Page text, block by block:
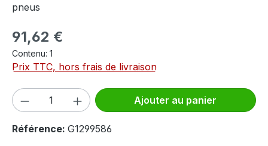
pneus
Prix régulier :
91,62 €
Contenu: 1
Prix TTC, hors frais de livraison
Quantité de produit : Entrez la
Ajouter au panier
Référence: G1299586